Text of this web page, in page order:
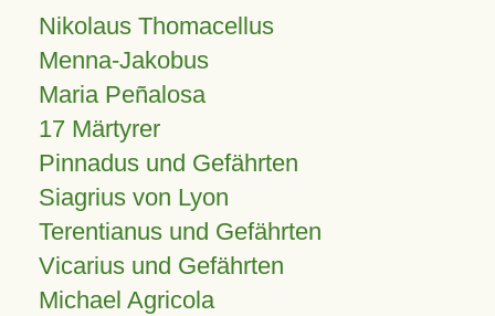
Nikolaus Thomacellus
Menna-Jakobus
Maria Peñalosa
17 Märtyrer
Pinnadus und Gefährten
Siagrius von Lyon
Terentianus und Gefährten
Vicarius und Gefährten
Michael Agricola